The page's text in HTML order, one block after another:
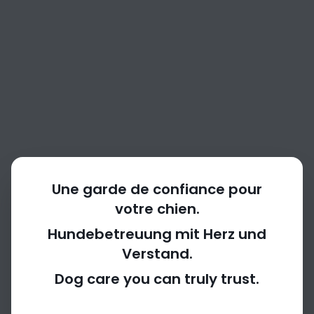
Une garde de confiance pour
votre chien.
Hundebetreuung mit Herz und
Verstand.
Dog care you can truly trust.
404